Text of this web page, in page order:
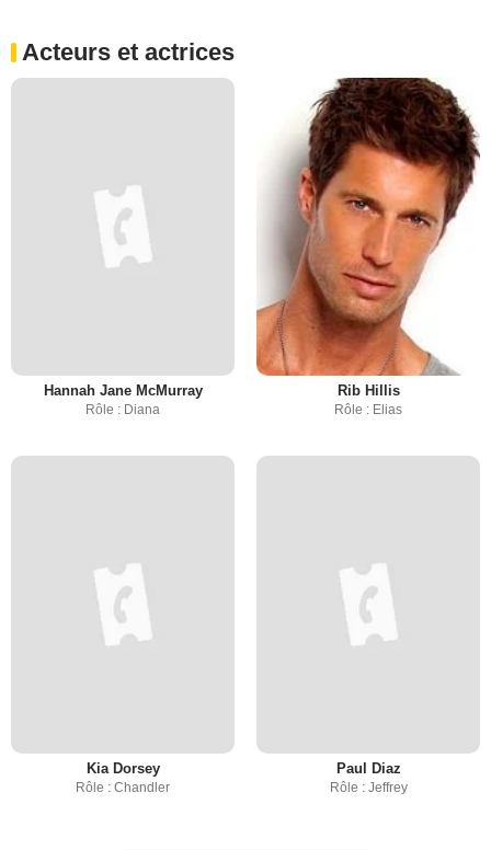
Acteurs et actrices
Hannah Jane McMurray
Rôle : Diana
Rib Hillis
Rôle : Elias
Kia Dorsey
Rôle : Chandler
Paul Diaz
Rôle : Jeffrey